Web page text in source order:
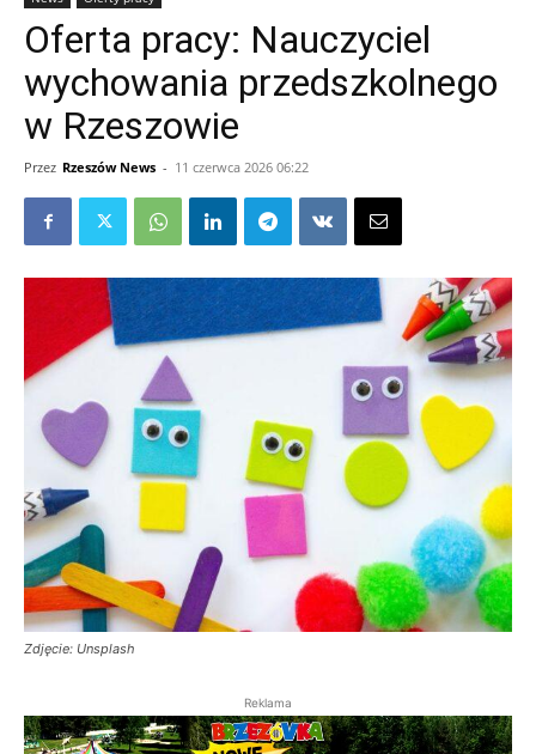
Oferta pracy: Nauczyciel
wychowania przedszkolnego
w Rzeszowie
Przez Rzeszów News - 11 czerwca 2026 06:22
Zdjęcie: Unsplash
Reklama